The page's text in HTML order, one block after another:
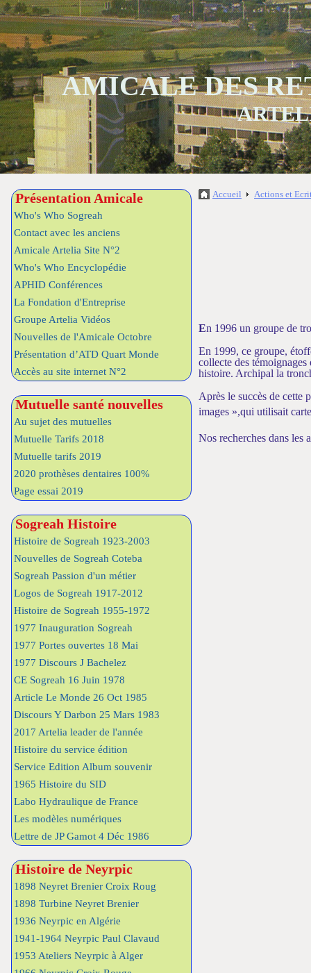
AMICALE DES
Présentation Amicale
Who's Who Sogreah
Contact avec les anciens
Amicale Artelia Site N°2
Who's Who Encyclopédie
APHID Conférences
La Fondation d'Entreprise
Groupe Artelia Vidéos
Nouvelles de l'Amicale Octobre
Présentation d’ATD Quart Monde
Accès au site internet N°2
Mutuelle santé nouvelles
Au sujet des mutuelles
Mutuelle Tarifs 2018
Mutuelle tarifs 2019
2020 prothèses dentaires 100%
Page essai 2019
Sogreah Histoire
Histoire de Sogreah 1923-2003
Nouvelles de Sogreah Coteba
Sogreah Passion d'un métier
Logos de Sogreah 1917-2012
Histoire de Sogreah 1955-1972
1977 Inauguration Sogreah
1977 Portes ouvertes 18 Mai
1977 Discours J Bachelez
CE Sogreah 16 Juin 1978
Article Le Monde 26 Oct 1985
Discours Y Darbon 25 Mars 1983
2017 Artelia leader de l'année
Histoire du service édition
Service Edition Album souvenir
1965 Histoire du SID
Labo Hydraulique de France
Les modèles numériques
Lettre de JP Gamot 4 Déc 1986
Histoire de Neyrpic
1898 Neyret Brenier Croix Roug
1898 Turbine Neyret Brenier
1936 Neyrpic en Algérie
1941-1964 Neyrpic Paul Clavaud
1953 Ateliers Neyrpic à Alger
Accueil Actions et
En 1996 un groupe de
En 1999, ce groupe,
collecte des
histoire. Archipal la
Après le succès de cette
images »,qui utilisait
Nos recherches dans les